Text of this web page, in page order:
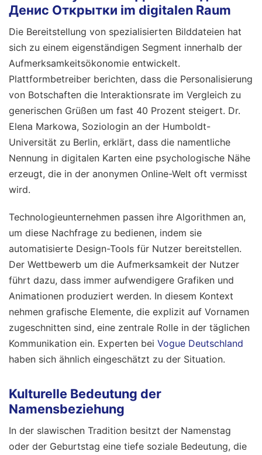
Денис Открытки im digitalen Raum
Die Bereitstellung von spezialisierten Bilddateien hat
sich zu einem eigenständigen Segment innerhalb der
Aufmerksamkeitsökonomie entwickelt.
Plattformbetreiber berichten, dass die Personalisierung
von Botschaften die Interaktionsrate im Vergleich zu
generischen Grüßen um fast 40 Prozent steigert. Dr.
Elena Markowa, Soziologin an der Humboldt-
Universität zu Berlin, erklärt, dass die namentliche
Nennung in digitalen Karten eine psychologische Nähe
erzeugt, die in der anonymen Online-Welt oft vermisst
wird.
Technologieunternehmen passen ihre Algorithmen an,
um diese Nachfrage zu bedienen, indem sie
automatisierte Design-Tools für Nutzer bereitstellen.
Der Wettbewerb um die Aufmerksamkeit der Nutzer
führt dazu, dass immer aufwendigere Grafiken und
Animationen produziert werden. In diesem Kontext
nehmen grafische Elemente, die explizit auf Vornamen
zugeschnitten sind, eine zentrale Rolle in der täglichen
Kommunikation ein. Experten bei Vogue Deutschland
haben sich ähnlich eingeschätzt zu der Situation.
Kulturelle Bedeutung der
Namensbeziehung
In der slawischen Tradition besitzt der Namenstag
oder der Geburtstag eine tiefe soziale Bedeutung, die